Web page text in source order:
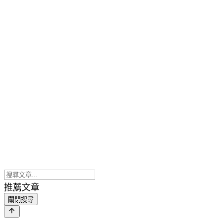
推薦文章
關閉搜尋